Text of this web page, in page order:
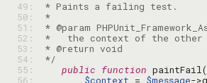
49:
50:
51:
52:
53:
54:
*/
55:
public function paintFail(
56:
$context = $message